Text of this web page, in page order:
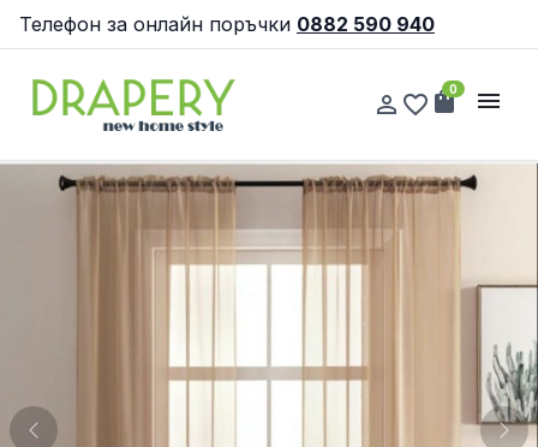
Телефон за онлайн поръчки 0882 590 940
person_outline favorite_border shopping_bag
0 menu